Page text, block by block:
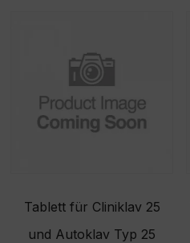
Tablett für Cliniklav 25
und Autoklav Typ 25